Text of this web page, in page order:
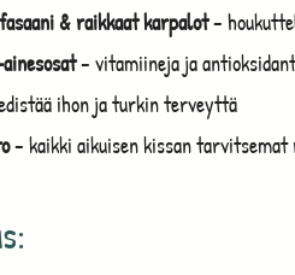
& raikkaat karpalot–
– vitamiineja ja
ihon ja turkin terveyttä
– kaikki aikuisen kissan